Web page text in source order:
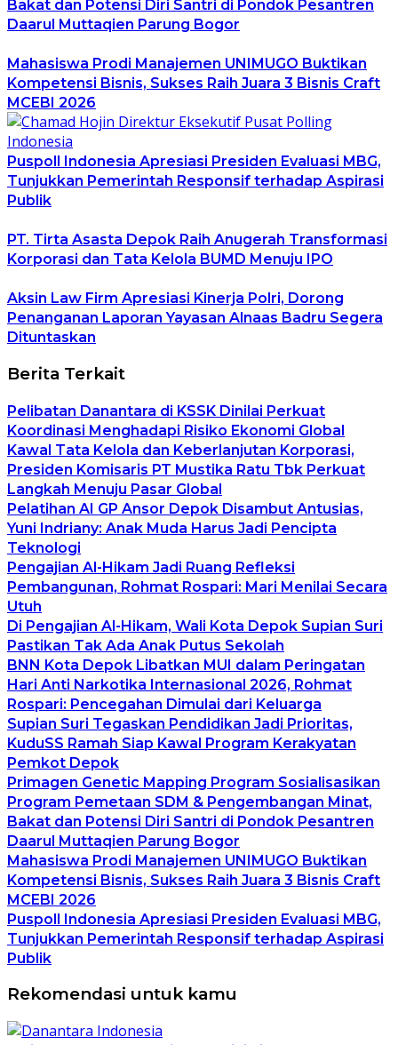
Bakat dan Potensi Diri Santri di Pondok Pesantren
Daarul Muttaqien Parung Bogor
Mahasiswa Prodi Manajemen UNIMUGO Buktikan
Kompetensi Bisnis, Sukses Raih Juara 3 Bisnis Craft
MCEBI 2026
Puspoll Indonesia Apresiasi Presiden Evaluasi MBG,
Tunjukkan Pemerintah Responsif terhadap Aspirasi
Publik
PT. Tirta Asasta Depok Raih Anugerah Transformasi
Korporasi dan Tata Kelola BUMD Menuju IPO
Aksin Law Firm Apresiasi Kinerja Polri, Dorong
Penanganan Laporan Yayasan Alnaas Badru Segera
Dituntaskan
Berita Terkait
Pelibatan Danantara di KSSK Dinilai Perkuat
Koordinasi Menghadapi Risiko Ekonomi Global
Kawal Tata Kelola dan Keberlanjutan Korporasi,
Presiden Komisaris PT Mustika Ratu Tbk Perkuat
Langkah Menuju Pasar Global
Pelatihan AI GP Ansor Depok Disambut Antusias,
Yuni Indriany: Anak Muda Harus Jadi Pencipta
Teknologi
Pengajian Al-Hikam Jadi Ruang Refleksi
Pembangunan, Rohmat Rospari: Mari Menilai Secara
Utuh
Di Pengajian Al-Hikam, Wali Kota Depok Supian Suri
Pastikan Tak Ada Anak Putus Sekolah
BNN Kota Depok Libatkan MUI dalam Peringatan
Hari Anti Narkotika Internasional 2026, Rohmat
Rospari: Pencegahan Dimulai dari Keluarga
Supian Suri Tegaskan Pendidikan Jadi Prioritas,
KuduSS Ramah Siap Kawal Program Kerakyatan
Pemkot Depok
Primagen Genetic Mapping Program Sosialisasikan
Program Pemetaan SDM & Pengembangan Minat,
Bakat dan Potensi Diri Santri di Pondok Pesantren
Daarul Muttaqien Parung Bogor
Mahasiswa Prodi Manajemen UNIMUGO Buktikan
Kompetensi Bisnis, Sukses Raih Juara 3 Bisnis Craft
MCEBI 2026
Puspoll Indonesia Apresiasi Presiden Evaluasi MBG,
Tunjukkan Pemerintah Responsif terhadap Aspirasi
Publik
Rekomendasi untuk kamu